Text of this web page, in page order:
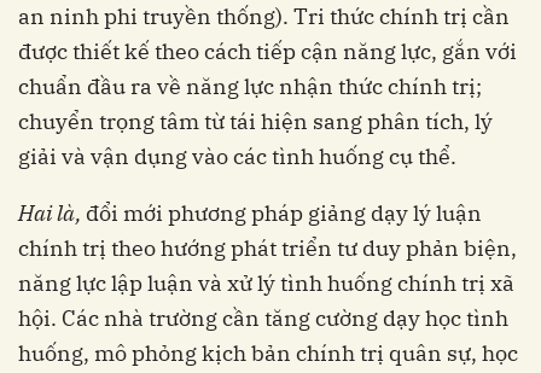
an ninh phi truyền thống). Tri thức chính trị cần
được thiết kế theo cách tiếp cận năng lực, gắn với
chuẩn đầu ra về năng lực nhận thức chính trị;
chuyển trọng tâm từ tái hiện sang phân tích, lý
giải và vận dụng vào các tình huống cụ thể.
Hai là, đổi mới phương pháp giảng dạy lý luận
chính trị theo hướng phát triển tư duy phản biện,
năng lực lập luận và xử lý tình huống chính trị xã
hội. Các nhà trường cần tăng cường dạy học tình
huống, mô phỏng kịch bản chính trị quân sự, học